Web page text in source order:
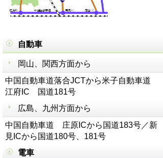
自動車
岡山、関西方面から
中国自動車道落合JCTから米子自動車道
江府IC 国道181号
広島、九州方面から
中国自動車道 庄原ICから国道183号／新
見ICから国道180号、181号
電車